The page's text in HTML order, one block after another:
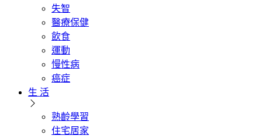
失智
醫療保健
飲食
運動
慢性病
癌症
生 活
熟齡學習
住宅居家